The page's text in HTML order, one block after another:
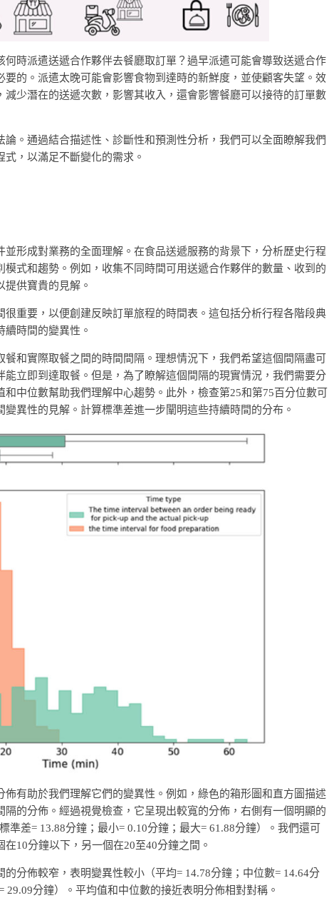
時派遣送遞合作夥伴去餐廳取訂單？過早派遣可能會導致送遞合作
的。派遣太晚可能會影響食物到達時的新鮮度，並使顧客失望。效
少潛在的送遞次數，影響其收入，還會影響餐廳可以接待的訂單數
。通過結合描述性、診斷性和預測性分析，我們可以全面瞭解我們
，以滿足不斷變化的需求。
形成對業務的全面理解。在食品送遞服務的背景下，分析歷史行程
式和趨勢。例如，收集不同時間可用送遞合作夥伴的數量、收到的
供寶貴的見解。
重要，以便創建反映訂單旅程的時間表。這包括分析行程各階段典
時間的變異性。
和實際取餐之間的時間間隔。理想情況下，我們希望這個間隔盡可
立即到達取餐。但是，為了瞭解這個間隔的現實情況，我們需要分
中位數幫助我們理解中心趨勢。此外，檢查第25和第75百分位數可
異性的見解。計算標準差進一步闡明這些持續時間的分布。
有助於我們理解它們的變異性。例如，綠色的箱形圖和直方圖描述
隔的分佈。經過視覺檢查，它呈現出較寬的分佈，右側有一個明顯的
準差= 13.88分鐘；最小= 0.10分鐘；最大= 61.88分鐘）。我們還可
10分鐘以下，另一個在20至40分鐘之間。
分佈較窄，表明變異性較小（平均= 14.78分鐘；中位數= 14.64分
分鐘）。平均值和中位數的接近表明分佈相對對稱。